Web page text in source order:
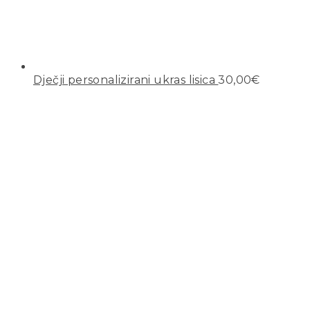
Dječji personalizirani ukras lisica 30,00€